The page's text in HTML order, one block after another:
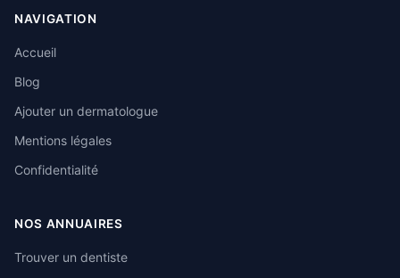
NAVIGATION
Accueil
Blog
Ajouter un dermatologue
Mentions légales
Confidentialité
NOS ANNUAIRES
Trouver un dentiste